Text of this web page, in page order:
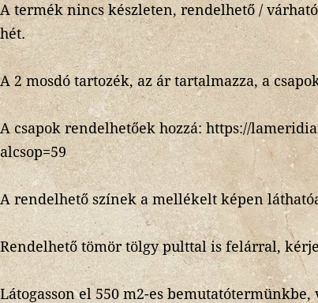
A termék nincs készleten, rendelhető /
hét.
A 2 mosdó tartozék, az ár tartalmazza, a
A csapok rendelhetőek hozzá: https://
alcsop=59
A rendelhető színek a mellékelt képen
Rendelhető tömör tölgy pulttal is felárral,
Látogasson el 550 m2-es bemutatótermünkbe,